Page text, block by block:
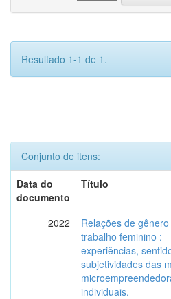
Resultado 1-1 de 1.
Conjunto de itens:
Data do
documento
Título
2022
Relações de
trabalho feminino :
experiências,
subjetividades das
individuais.